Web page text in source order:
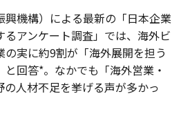
興機構）による最新の「日本企業
るアンケート調査」では、海外ビ
実に約9割が「海外展開を担う
回答*。なかでも「海外営業・
人材不足を挙げる声が多かっ